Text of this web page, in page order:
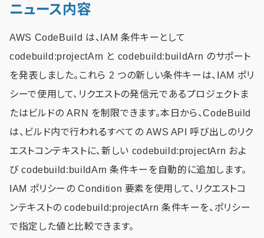
ニュース内容
AWS CodeBuild は、IAM 条件キーとして
codebuild:projectArn と codebuild:buildArn のサポート
を発表しました。これら 2 つの新しい条件キーは、IAM ポリ
シーで使用して、リクエストの発信元であるプロジェクトま
たはビルドの ARN を制限できます。本日から、CodeBuild
は、ビルド内で行われるすべての AWS API 呼び出しのリク
エストコンテキストに、新しい codebuild:projectArn およ
び codebuild:buildArn 条件キーを自動的に追加します。
IAM ポリシーの Condition 要素を使用して、リクエストコ
ンテキストの codebuild:projectArn 条件キーを、ポリシー
で指定した値と比較できます。